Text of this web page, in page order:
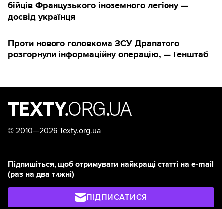
бійців Французького іноземного легіону —
досвід українця
Проти нового головкома ЗСУ Драпатого
розгорнули інформаційну операцію, — Генштаб
© 2010—2026 Texty.org.ua
Підпишіться, щоб отримувати найкращі статті на e-mail
(раз на два тижні)
ПІДПИСАТИСЯ